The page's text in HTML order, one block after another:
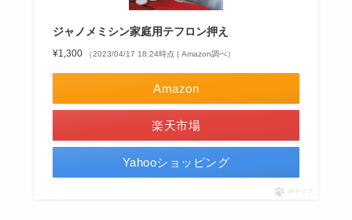
ジャノメミシン家庭用テフロン押え
¥1,300 （2023/04/17 18:24時点 | Amazon調べ）
Amazon
楽天市場
Yahooショッピング
ポチップ